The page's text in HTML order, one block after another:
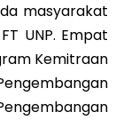
masyarakat
UNP. Empat
Kemitraan